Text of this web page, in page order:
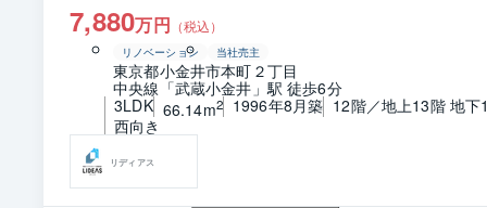
7,880万円 （税込）
リノベーション 当社売主
東京都小金井市本町２丁目
中央線「武蔵小金井」駅 徒歩6分
3LDK 66.14m2 1996年8月築 12階／地上13階 地下
西向き
リディアス